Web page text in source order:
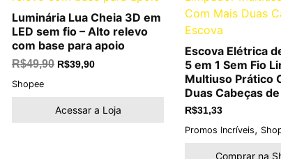
Luminária Lua Cheia 3D em
LED sem fio – Alto relevo
com base para apoio
R$49,90 R$39,90
Shopee
Acessar a Loja
Escova Elétrica
5 em 1 Sem Fio
Multiuso Prático
Duas Cabeças
R$31,33
Promos Incríveis,
Comprar na